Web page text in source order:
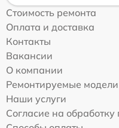
Стоимость ремонта
Оплата и доставка
Контакты
Вакансии
О компании
Ремонтируемые модели
Наши услуги
Согласие на